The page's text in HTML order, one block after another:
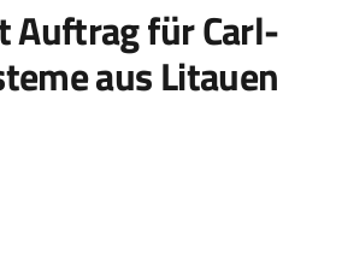
Auftrag für Carl-
aus Litauen